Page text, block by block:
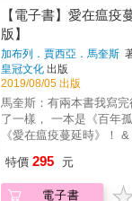
二十年之後，兩人尚未
&hellip;&hellip; ◎愛的變奏曲│黃芳田──譯 愛
和生命一樣，是一首停不下
此刻的你並不知道自己要
會找到答案。 就在那一天，我在毫不知情的情
況下，進入了某人的人
也把他拉進了我的人生。
才猜想他必然也曾經天
多樣──自小與寂寞為伍
如果我們再次相見， 請記得，以你的名字呼喚
我， 而我，也同樣會用我的名字呼喚你。 艾里
歐常想，如果沒有那些刻
不會朝生命的另一條路走去？ 如果兩人
受過彼此，他是否永不可
是如何突如其來又猛烈的
心⋯⋯ 是如何灼燒靈魂的六個星期，在他們心
裡留下一生的印記⋯⋯ ◎在世界的盡頭找到我
│宋瑛堂──譯 我知道不是光陰虧待了我們，終
究錯的可能只是人生。 愛情的實踐，是對光陰
最大膽的辯證。 結了婚的奧利佛，有著穩定的
家庭關係。但是，他始終
家庭關係。但是，他始
海邊屋子發生的事。他終
到那棟屋子，回到艾里歐
二十年之後，兩人尚未了
&hellip;&hellip; ▍本書特色 ◎延續《以你的名
字呼喚我》的溫柔筆調
心。 ◎經過二十年後的人物變化與生命轉折是
本書最吸引人之處，作
青春年少的愛情不斷變奏
事，一切是那麼令人興
漫、刺激&hellip;&hellip;
艾莉希亞，神祕美麗，對
過人音樂天賦。 她受雇替麥克辛打理住處，渴
望透過辛勤的工作建立屬於
不想引起他的注意，甚
的， 這樣，她就能偷偷彈他的鋼琴， 黑鍵白
鍵，在琴聲中忘記一切。 但，計畫趕不上
化，她不小心和他碰上
睡著的他， 還未從衝擊中回神，半睡半醒的他
我想妳&hellip;&hellip;」 & 麥克辛，俊美無
【電子書】愛在瘟疫
版】
加布列．賈西亞．馬奎斯
皇冠文化 出版
2019/08/05 出版
馬奎斯：有兩本書我寫
了一樣， 一本是《百年孤寂》，另一本就是
《愛在瘟疫蔓延時》！ & 紐約時報：人類有史
新翻譯！ 改編拍成電影，由影帝哈維爾．巴登
主演！ 【作家】陳雪 專文導讀！ 【作家】王
特價 295 元
電子書